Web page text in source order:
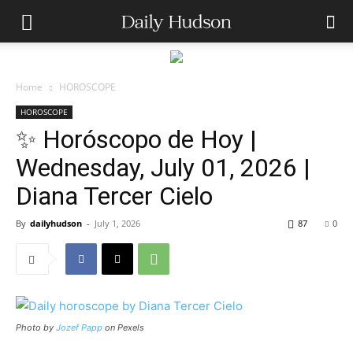
Home HOROSCOPE
HOROSCOPE
✨ Horóscopo de Hoy |
Wednesday, July 01, 2026 |
Diana Tercer Cielo
By dailyhudson - July 1, 2026 0
87
Photo by Jozef Papp on Pexels